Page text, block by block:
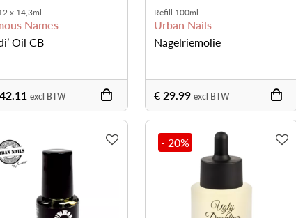
x 14,3ml
Names
Oil CB
excl BTW
Refill 100ml
Urban Nails
Nagelriemolie
€ 29.99 excl BTW
- 20%